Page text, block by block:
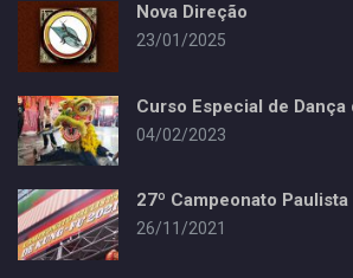
Nova Direção
23/01/2025
Curso Especial de Dança
04/02/2023
27º Campeonato Paulista
26/11/2021